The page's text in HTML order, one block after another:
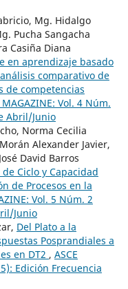
Mg. Hidalgo
Pucha Sangacha
Casiña Diana
en aprendizaje basado
comparativo de
de competencias
MAGAZINE: Vol. 4 Núm.
Abril/Junio
Norma Cecilia
Alexander Javier,
David Barros
Ciclo y Capacidad
de Procesos en la
Vol. 5 Núm. 2
Junio
Del Plato a la
Posprandiales a
en DT2 , ASCE
Edición Frecuencia